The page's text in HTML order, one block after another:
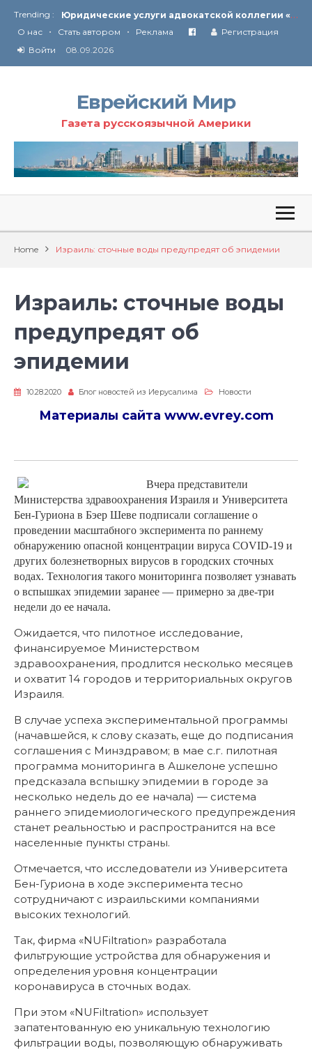
Trending : Ю
ридические услуги адвокатской коллегии «Эли Гервиц»: полное сопровождение на всех этапах
От Ирана до Ливана и Газы
О нас • Стать автором • Реклама
Регистрация
Войти
08.09.2026
Еврейский Мир
Газета русскоязычной Америки
Home Израиль: сточные воды предупредят об эпидемии
Израиль: сточные воды
предупредят об
эпидемии
10.28.2020 Блог новостей из Иерусалима Новости
Материалы сайта www.evrey.com
Вчера представители
Министерства здравоохранения Израиля и Университета
Бен-Гуриона в Бэер Шеве подписали соглашение о
проведении масштабного эксперимента по раннему
обнаружению опасной концентрации вируса COVID-19 и
других болезнетворных вирусов в городских сточных
водах. Технология такого мониторинга позволяет узнавать
о вспышках эпидемии заранее — примерно за две-три
недели до ее начала.
Ожидается, что пилотное исследование,
финансируемое Министерством
здравоохранения, продлится несколько месяцев
и охватит 14 городов и территориальных округов
Израиля.
В случае успеха экспериментальной программы
(начавшейся, к слову сказать, еще до подписания
соглашения с Минздравом; в мае с.г. пилотная
программа мониторинга в Ашкелоне успешно
предсказала вспышку эпидемии в городе за
несколько недель до ее начала) — система
раннего эпидемиологического предупреждения
станет реальностью и распространится на все
населенные пункты страны.
Отмечается, что исследователи из Университета
Бен-Гуриона в ходе эксперимента тесно
сотрудничают с израильскими компаниями
высоких технологий.
Так, фирма «NUFiltration» разработала
фильтрующие устройства для обнаружения и
определения уровня концентрации
коронавируса в сточных водах.
При этом «NUFiltration» использует
запатентованную ею уникальную технологию
фильтрации воды, позволяющую обнаруживать